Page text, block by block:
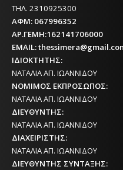
ΤΗΛ. 2310925300
ΑΦΜ: 067996352
ΑΡ.ΓΕΜΗ:162141706000
EMAIL:
ΙΔΙΟΚΤΗΤΗΣ:
ΝΑΤΑΛΙΑ ΑΠ. ΙΩΑΝΝΙΔΟΥ
ΝΟΜΙΜΟΣ ΕΚΠΡΟΣΩΠΟΣ:
ΝΑΤΑΛΙΑ ΑΠ. ΙΩΑΝΝΙΔΟΥ
ΔΙΕΥΘΥΝΤΗΣ:
ΝΑΤΑΛΙΑ ΑΠ. ΙΩΑΝΝΙΔΟΥ
ΔΙΑΧΕΙΡΙΣΤΗΣ:
ΝΑΤΑΛΙΑ ΑΠ. ΙΩΑΝΝΙΔΟΥ
ΔΙΕΥΘΥΝΤΗΣ ΣΥΝΤΑΞΗΣ: